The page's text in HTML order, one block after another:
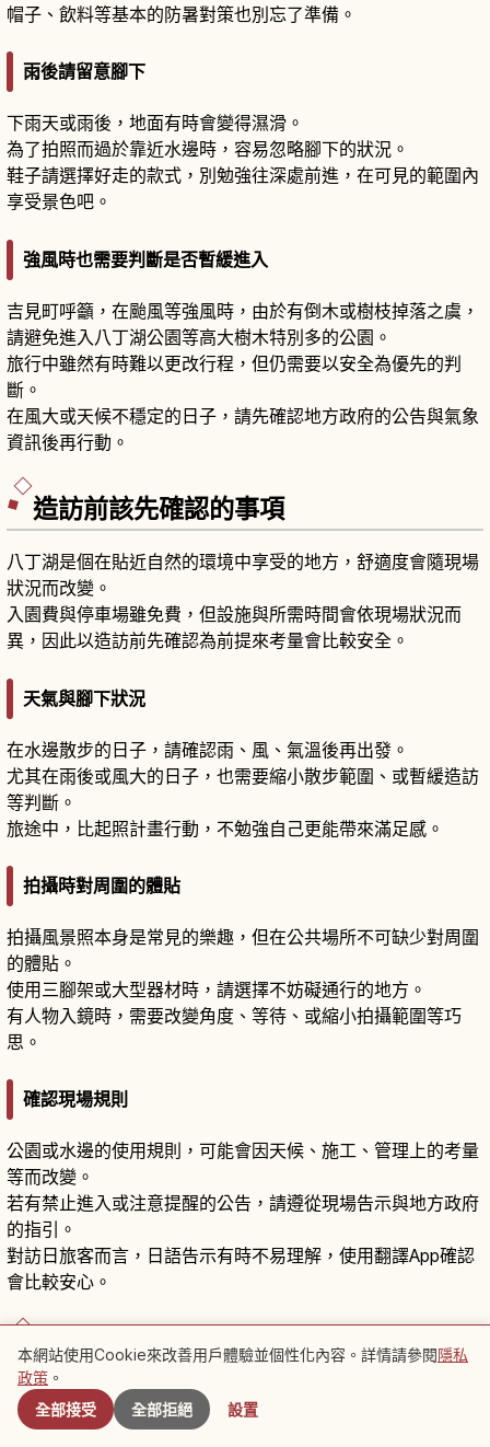
帽子、飲料等基本的防暑對策也別忘了準備。
雨後請留意腳下
下雨天或雨後，地面有時會變得濕滑。
為了拍照而過於靠近水邊時，容易忽略腳下的狀況。
鞋子請選擇好走的款式，別勉強往深處前進，在可見的範圍內
享受景色吧。
強風時也需要判斷是否暫緩進入
吉見町呼籲，在颱風等強風時，由於有倒木或樹枝掉落之虞，
請避免進入八丁湖公園等高大樹木特別多的公園。
旅行中雖然有時難以更改行程，但仍需要以安全為優先的判
斷。
在風大或天候不穩定的日子，請先確認地方政府的公告與氣象
資訊後再行動。
造訪前該先確認的事項
八丁湖是個在貼近自然的環境中享受的地方，舒適度會隨現場
狀況而改變。
入園費與停車場雖免費，但設施與所需時間會依現場狀況而
異，因此以造訪前先確認為前提來考量會比較安全。
天氣與腳下狀況
在水邊散步的日子，請確認雨、風、氣溫後再出發。
尤其在雨後或風大的日子，也需要縮小散步範圍、或暫緩造訪
等判斷。
旅途中，比起照計畫行動，不勉強自己更能帶來滿足感。
拍攝時對周圍的體貼
拍攝風景照本身是常見的樂趣，但在公共場所不可缺少對周圍
的體貼。
使用三腳架或大型器材時，請選擇不妨礙通行的地方。
有人物入鏡時，需要改變角度、等待、或縮小拍攝範圍等巧
思。
確認現場規則
公園或水邊的使用規則，可能會因天候、施工、管理上的考量
等而改變。
若有禁止進入或注意提醒的公告，請遵從現場告示與地方政府
的指引。
對訪日旅客而言，日語告示有時不易理解，使用翻譯App確認
會比較安心。
總結
八丁湖是個能在埼玉縣吉見町享受水邊與比企丘陵沉靜風景、
入園免費的景點。
附近景點
本網站使用Cookie來改善用戶體驗並個性化內容。詳情請參閱隱私
政策 。
全部接受
全部拒絕 設置